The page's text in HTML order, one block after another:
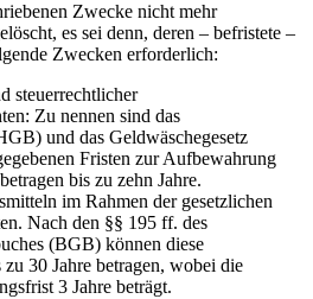
Zwecke nicht mehr
es sei denn, deren – befristete –
Zwecken erforderlich:
steuerrechtlicher
Zu nennen sind das
und das Geldwäschegesetz
Fristen zur Aufbewahrung
bis zu zehn Jahre.
im Rahmen der gesetzlichen
Nach den §§ 195 ff. des
(BGB) können diese
30 Jahre betragen, wobei die
3 Jahre beträgt.